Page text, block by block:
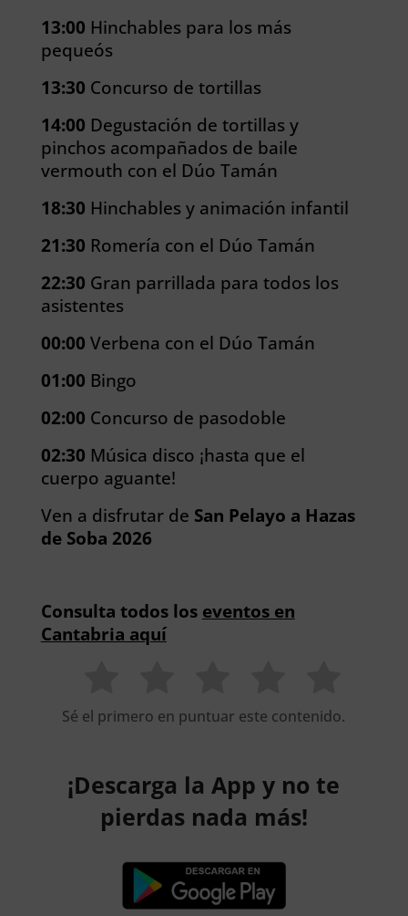
13:00 Hinchables para los más
pequeós
13:30 Concurso de tortillas
14:00 Degustación de tortillas y
pinchos acompañados de baile
vermouth con el Dúo Tamán
18:30 Hinchables y animación infantil
21:30 Romería con el Dúo Tamán
22:30 Gran parrillada para todos los
asistentes
00:00 Verbena con el Dúo Tamán
01:00 Bingo
02:00 Concurso de pasodoble
02:30 Música disco ¡hasta que el
cuerpo aguante!
Ven a disfrutar de San Pelayo a Hazas
de Soba 2026
Consulta todos los eventos en
Cantabria aquí
Sé el primero en puntuar este contenido.
¡Descarga la App y no te
pierdas nada más!